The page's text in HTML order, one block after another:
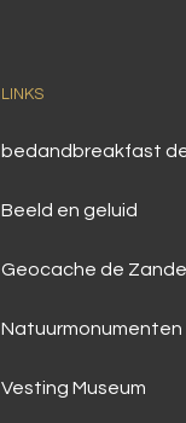
LINKS
bedandbreakfast
Beeld en geluid
Geocache de
Natuurmonumenten
Vesting Museum